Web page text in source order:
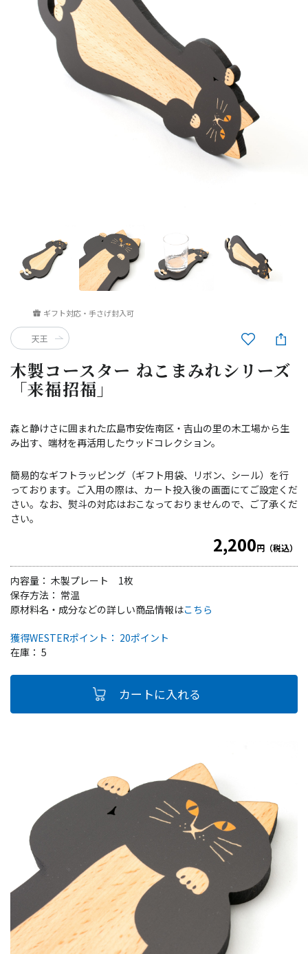
木製コースター ねこまみれシリーズ
「来福招福」
ギフト対応・手さげ封入可
森と静けさに囲まれた広島市安佐南区・吉山の里の木工場から生
み出す、端材を再活用したウッドコレクション。
簡易的なギフトラッピング（ギフト用袋、リボン、シール）を行
っております。ご入用の際は、カート投入後の画面にてご設定くだ
さい。なお、熨斗の対応はおこなっておりませんので、ご了承くだ
さい。
2,200円（税込）
内容量： 木製プレート 1枚
保存方法： 常温
獲得WESTERポイント： 20ポイント
在庫： 5
原材料名・成分などの詳しい商品情報はこちら
天王